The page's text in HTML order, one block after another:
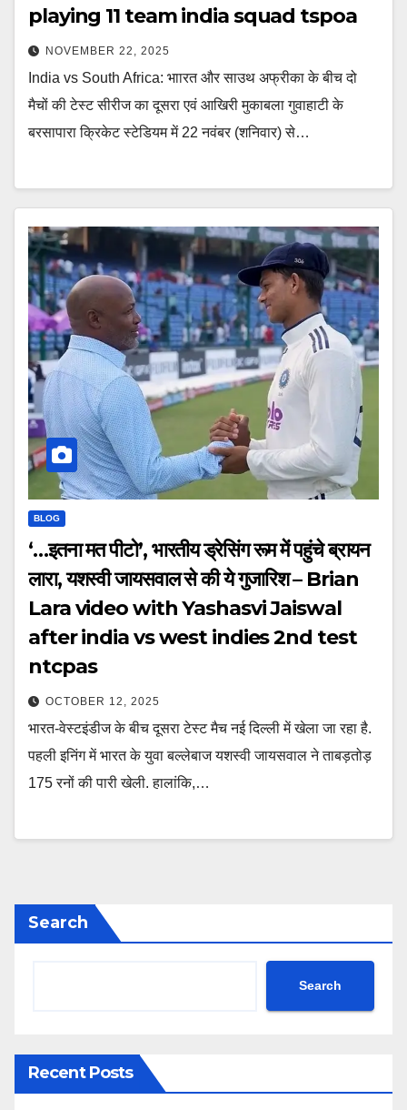
playing 11 team india squad tspoa
NOVEMBER 22, 2025
India vs South Africa: भाारत और साउथ अफ्रीका के बीच दो
मैचों की टेस्ट सीरीज का दूसरा एवं आखिरी मुकाबला गुवाहाटी के
बरसापारा क्रिकेट स्टेडियम में 22 नवंबर (शनिवार) से…
BLOG
‘…इतना मत पीटो’, भारतीय ड्रेसिंग रूम में पहुंचे ब्रायन
लारा, यशस्वी जायसवाल से की ये गुजारिश – Brian
Lara video with Yashasvi Jaiswal
after india vs west indies 2nd test
ntcpas
OCTOBER 12, 2025
भारत-वेस्टइंडीज के बीच दूसरा टेस्ट मैच नई दिल्ली में खेला जा रहा है.
पहली इनिंग में भारत के युवा बल्लेबाज यशस्वी जायसवाल ने ताबड़तोड़
175 रनों की पारी खेली. हालांकि,…
Search
Search
Recent Posts